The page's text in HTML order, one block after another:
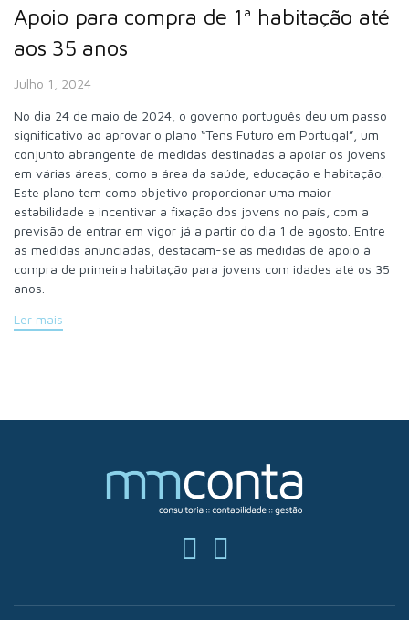
Apoio para compra de 1ª habitação até
aos 35 anos
Julho 1, 2024
No dia 24 de maio de 2024, o governo português deu um passo
significativo ao aprovar o plano “Tens Futuro em Portugal”, um
conjunto abrangente de medidas destinadas a apoiar os jovens
em várias áreas, como a área da saúde, educação e habitação.
Este plano tem como objetivo proporcionar uma maior
estabilidade e incentivar a fixação dos jovens no país, com a
previsão de entrar em vigor já a partir do dia 1 de agosto. Entre
as medidas anunciadas, destacam-se as medidas de apoio à
compra de primeira habitação para jovens com idades até os 35
anos.
Ler mais